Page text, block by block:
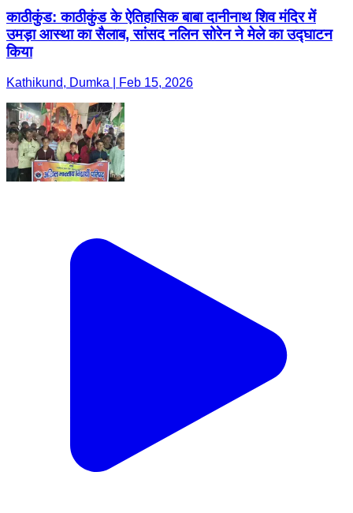
काठीकुंड: काठीकुंड के ऐतिहासिक बाबा दानीनाथ शिव मंदिर में
उमड़ा आस्था का सैलाब, सांसद नलिन सोरेन ने मेले का उद्घाटन
किया
Kathikund, Dumka | Feb 15, 2026